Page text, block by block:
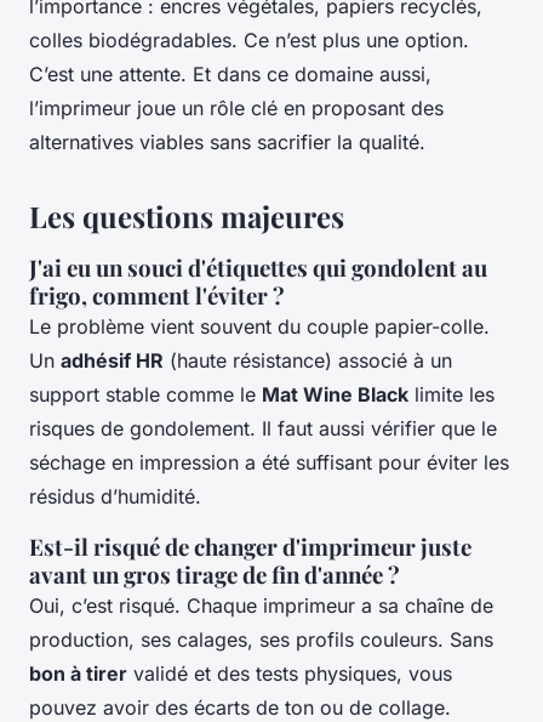
l’importance : encres végétales, papiers recyclés,
colles biodégradables. Ce n’est plus une option.
C’est une attente. Et dans ce domaine aussi,
l’imprimeur joue un rôle clé en proposant des
alternatives viables sans sacrifier la qualité.
Les questions majeures
J'ai eu un souci d'étiquettes qui gondolent au
frigo, comment l'éviter ?
Le problème vient souvent du couple papier-colle.
Un adhésif HR (haute résistance) associé à un
support stable comme le Mat Wine Black limite les
risques de gondolement. Il faut aussi vérifier que le
séchage en impression a été suffisant pour éviter les
résidus d’humidité.
Est-il risqué de changer d'imprimeur juste
avant un gros tirage de fin d'année ?
Oui, c’est risqué. Chaque imprimeur a sa chaîne de
production, ses calages, ses profils couleurs. Sans
bon à tirer validé et des tests physiques, vous
pouvez avoir des écarts de ton ou de collage.